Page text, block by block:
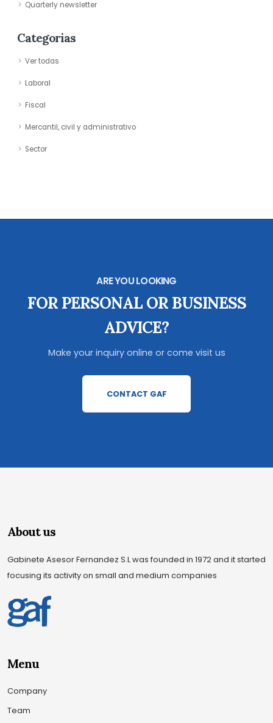
Quarterly newsletter
Categorias
Ver todas
Laboral
Fiscal
Mercantil, civil y administrativo
Sector
ARE YOU LOOKING
FOR PERSONAL OR BUSINESS
ADVICE?
Make your inquiry online or come visit us
CONTACT GAF
About us
Gabinete Asesor Fernandez S.L was founded in 1972 and it started
focusing its activity on small and medium companies
Menu
Company
Team